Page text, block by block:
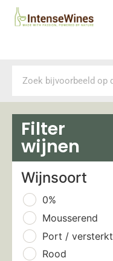
Filter
wijnen
Wijnsoort
0%
Mousserend
Port / versterkt
Rood